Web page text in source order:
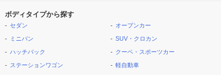
ボディタイプから探す
セダン
ミニバン
ハッチバック
ステーションワゴン
オープンカー
SUV・クロカン
クーペ・スポーツカー
軽自動車